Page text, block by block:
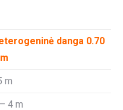
danga 0.70
m
4 m